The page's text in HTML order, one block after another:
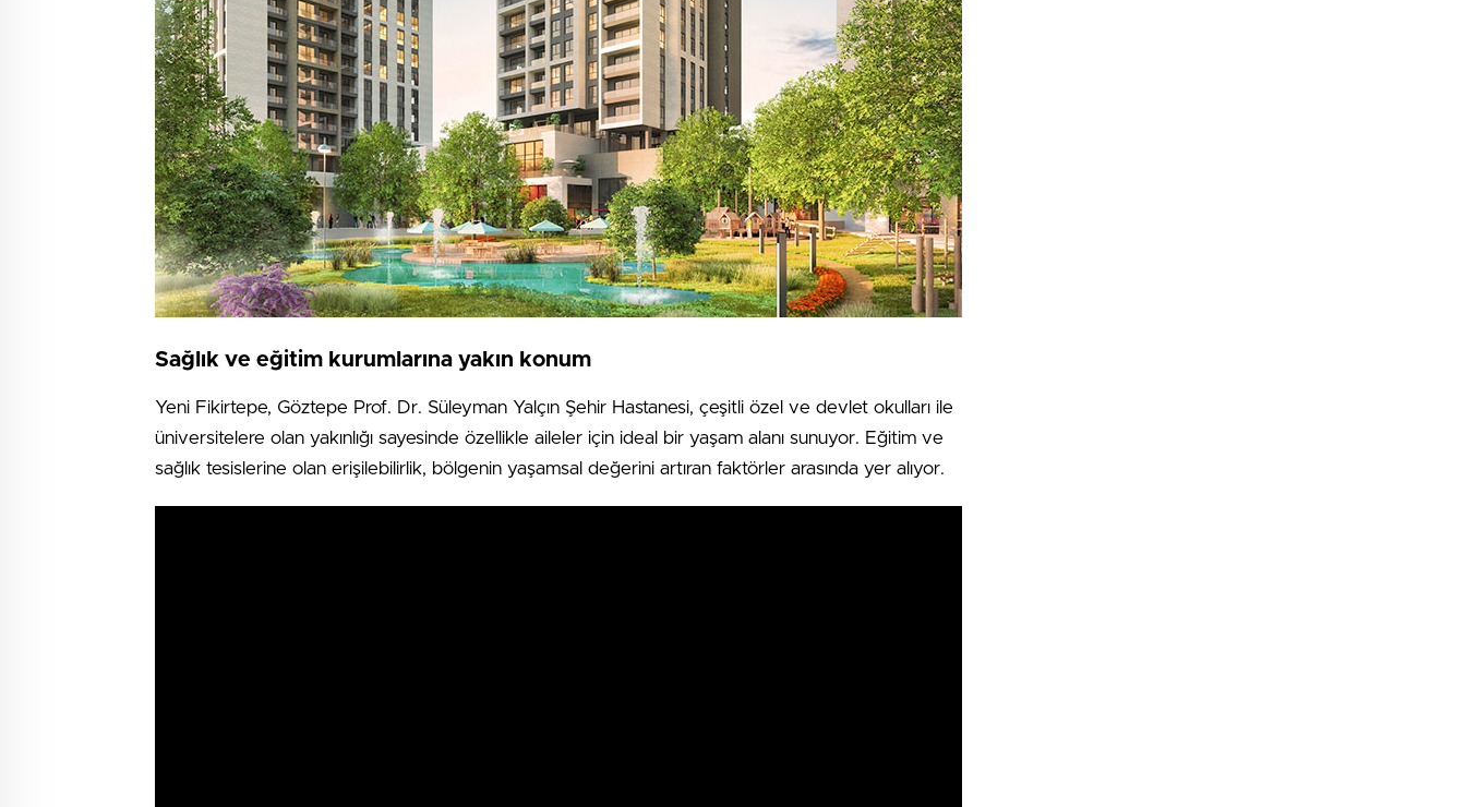
Sağlık ve eğitim kurumlarına yakın konum
Yeni Fikirtepe, Göztepe Prof. Dr. Süleyman Yalçın Şehir Hastanesi, çeşitli özel ve devlet okulları ile
üniversitelere olan yakınlığı sayesinde özellikle aileler için ideal bir yaşam alanı sunuyor. Eğitim ve
sağlık tesislerine olan erişilebilirlik, bölgenin yaşamsal değerini artıran faktörler arasında yer alıyor.